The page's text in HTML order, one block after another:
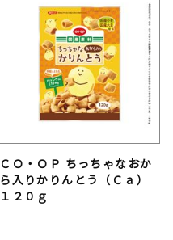
ＣＯ・ＯＰ ちっちゃなおか
ら入りかりんとう（Ｃａ）
１２０ｇ